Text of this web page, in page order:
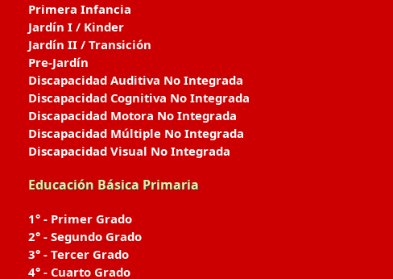
Primera Infancia
Jardín I / Kinder
Jardín II / Transición
Pre-Jardín
Discapacidad Auditiva No Integrada
Discapacidad Cognitiva No Integrada
Discapacidad Motora No Integrada
Discapacidad Múltiple No Integrada
Discapacidad Visual No Integrada
Educación Básica Primaria
1° - Primer Grado
2° - Segundo Grado
3° - Tercer Grado
4° - Cuarto Grado